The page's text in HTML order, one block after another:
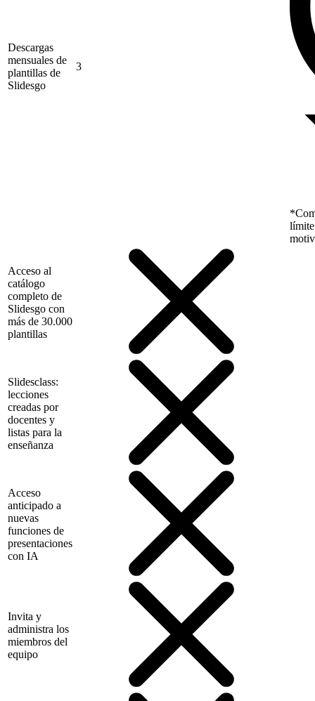
Descargas
mensuales de
plantillas de
Slidesgo
3
límite
Acceso al
catálogo
completo de
Slidesgo con
más de 30.000
plantillas
Slidesclass:
lecciones
creadas por
docentes y
listas para la
enseñanza
Acceso
anticipado a
nuevas
funciones de
presentaciones
con IA
Invita y
administra los
miembros del
equipo